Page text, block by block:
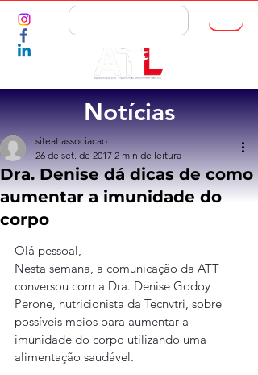
Notícias
Dra. Denise dá dicas de como
aumentar a imunidade do
corpo
siteatlassociacao
26 de set. de 2017 2 min de leitura
Olá pessoal,
Nesta semana, a comunicação da ATT
conversou com a Dra. Denise Godoy
Perone, nutricionista da Tecnvtri, sobre
possíveis meios para aumentar a
imunidade do corpo utilizando uma
alimentação saudável.